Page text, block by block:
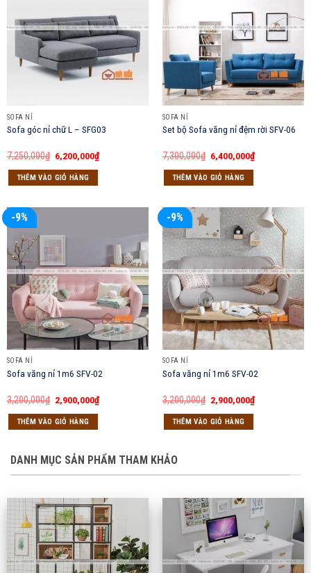
SOFA NỈ
Sofa góc nỉ chữ L – SFG03
7,250,000₫ Giá
gốc
là:
7,250,000₫.
6,200,000₫Giá
hiện
THÊM VÀO GIỎ HÀNG
SOFA NỈ
Set bộ Sofa văng nỉ đệm rời SFV-06
7,300,000₫ Giá
gốc
là:
7,300,000₫.
6,400,000₫Giá
hiện
THÊM VÀO GIỎ HÀNG
-9%
SOFA NỈ
Sofa văng nỉ 1m6 SFV-02
3,200,000₫ Giá
gốc
là:
3,200,000₫.
2,900,000₫Giá
hiện
THÊM VÀO GIỎ HÀNG
-9%
SOFA NỈ
Sofa văng nỉ 1m6 SFV-02
3,200,000₫ Giá
gốc
là:
3,200,000₫.
2,900,000₫Giá
hiện
THÊM VÀO GIỎ HÀNG
DANH MỤC SẢN PHẨM THAM KHẢO